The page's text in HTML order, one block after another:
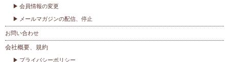
会員情報の変更
メールマガジンの配信、停止
お問い合わせ
会社概要、規約
プライバシーポリシー